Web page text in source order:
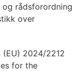
og rådsforordning
over
(EU) 2024/2212
for the